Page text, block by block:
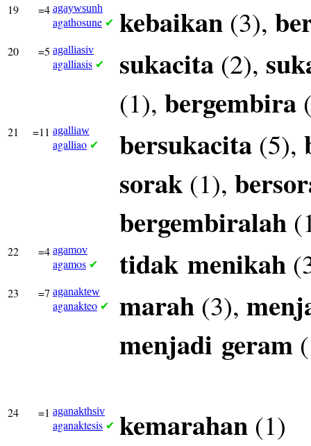
19 =4 agaywsunh
agathosune ✔ kebaikan (3),
20 =5 agalliasiv
agalliasis ✔ sukacita (2),
(1), bergembira
21 =11 agalliaw
agalliao ✔ bersukacita (5),
sorak (1),
bergembiralah
22 =4 agamov
agamos ✔ tidak menikah
23 =7 aganaktew
aganakteo ✔ marah (3),
menjadi geram
24 =1 aganakthsiv
aganaktesis ✔ kemarahan (1)